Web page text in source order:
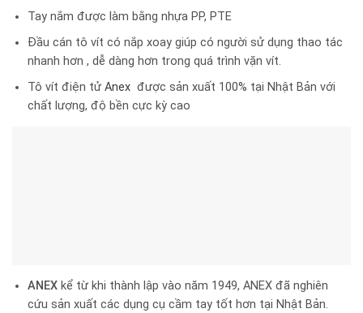
Tay nắm được làm bằng nhựa PP, PTE
Đầu cán tô vít có nắp xoay giúp có người sử dụng thao tác
nhanh hơn , dễ dàng hơn trong quá trình vặn vít.
Tô vít điện tử Anex được sản xuất 100% tại Nhật Bản với
chất lượng, độ bền cực kỳ cao
ANEXkể từ khi thành lập vào năm 1949, ANEX đã nghiên
cứu sản xuất các dụng cụ cầm tay tốt hơn tại Nhật Bản.